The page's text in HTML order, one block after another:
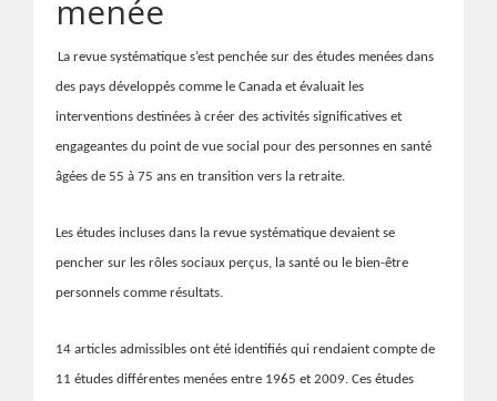
menée
La revue systématique s’est penchée sur des études menées dans
des pays développés comme le Canada et évaluait les
interventions destinées à créer des activités significatives et
engageantes du point de vue social pour des personnes en santé
âgées de 55 à 75 ans en transition vers la retraite.
Les études incluses dans la revue systématique devaient se
pencher sur les rôles sociaux perçus, la santé ou le bien-être
personnels comme résultats.
14 articles admissibles ont été identifiés qui rendaient compte de
11 études différentes menées entre 1965 et 2009. Ces études